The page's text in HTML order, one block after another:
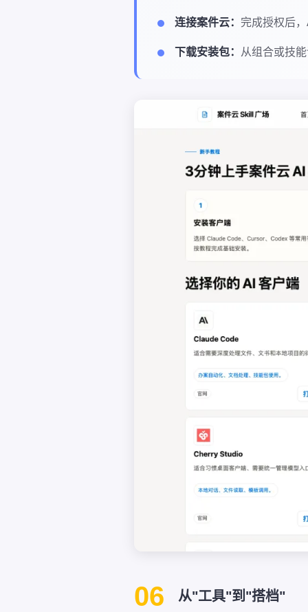
连接案件云： 完成授权后
下载安装包： 从组合或技
06 从"工具"到"搭档"